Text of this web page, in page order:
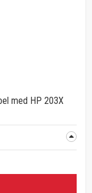
med HP 203X